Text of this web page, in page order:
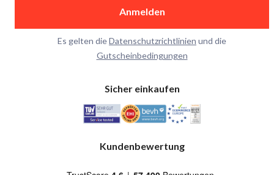
Anmelden
Es gelten dieDatenschutzrichtlinien und die
Gutscheinbedingungen
Sicher einkaufen
Kundenbewertung